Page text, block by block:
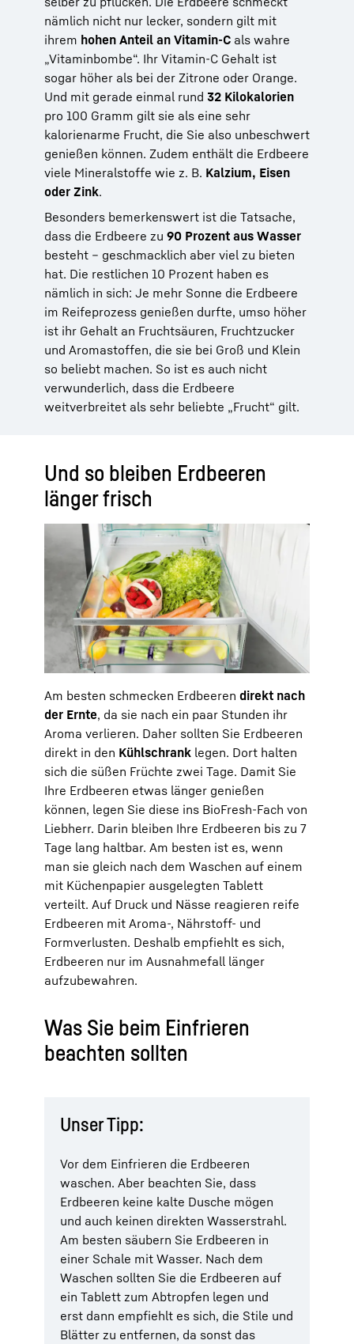
nämlich nicht nur lecker, sondern gilt mit
ihrem hohen Anteil an Vitamin-C als wahre
„Vitaminbombe“. Ihr Vitamin-C Gehalt ist
sogar höher als bei der Zitrone oder Orange.
Und mit gerade einmal rund 32 Kilokalorien
pro 100 Gramm gilt sie als eine sehr
kalorienarme Frucht, die Sie also unbeschwert
genießen können. Zudem enthält die Erdbeere
viele Mineralstoffe wie z. B. Kalzium, Eisen
oder Zink.
Besonders bemerkenswert ist die Tatsache,
dass die Erdbeere zu 90 Prozent aus Wasser
besteht – geschmacklich aber viel zu bieten
hat. Die restlichen 10 Prozent haben es
nämlich in sich: Je mehr Sonne die Erdbeere
im Reifeprozess genießen durfte, umso höher
ist ihr Gehalt an Fruchtsäuren, Fruchtzucker
und Aromastoffen, die sie bei Groß und Klein
so beliebt machen. So ist es auch nicht
verwunderlich, dass die Erdbeere
weitverbreitet als sehr beliebte „Frucht“ gilt.
Und so bleiben Erdbeeren
länger frisch
Am besten schmecken Erdbeeren direkt nach
der Ernte, da sie nach ein paar Stunden ihr
Aroma verlieren. Daher sollten Sie Erdbeeren
direkt in den Kühlschrank legen. Dort halten
sich die süßen Früchte zwei Tage. Damit Sie
Ihre Erdbeeren etwas länger genießen
können, legen Sie diese ins BioFresh-Fach von
Liebherr. Darin bleiben Ihre Erdbeeren bis zu 7
Tage lang haltbar. Am besten ist es, wenn
man sie gleich nach dem Waschen auf einem
mit Küchenpapier ausgelegten Tablett
verteilt. Auf Druck und Nässe reagieren reife
Erdbeeren mit Aroma-, Nährstoff- und
Formverlusten. Deshalb empfiehlt es sich,
Erdbeeren nur im Ausnahmefall länger
aufzubewahren.
Was Sie beim Einfrieren
beachten sollten
Unser Tipp:
Vor dem Einfrieren die Erdbeeren
waschen. Aber beachten Sie, dass
Erdbeeren keine kalte Dusche mögen
und auch keinen direkten Wasserstrahl.
Am besten säubern Sie Erdbeeren in
einer Schale mit Wasser. Nach dem
Waschen sollten Sie die Erdbeeren auf
ein Tablett zum Abtropfen legen und
erst dann empfiehlt es sich, die Stile und
Blätter zu entfernen, da sonst das